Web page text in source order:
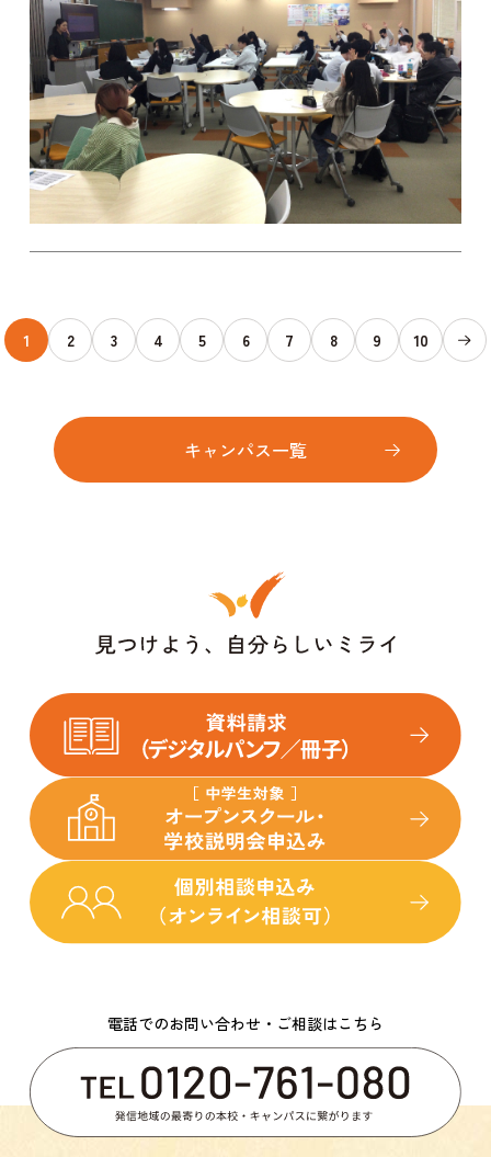
1 2 3 4 5 6 7 8 9 10
キャンパス一覧
電話でのお問い合わせ・ご相談はこちら